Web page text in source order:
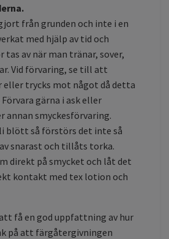
från grunden och inte i en
med hjälp av tid och
tas av när man tränar, sover,
Vid förvaring, se till att
eller trycks mot något då detta
gärna i ask eller
annan smyckesförvaring.
blött så förstörs det inte så
snarast och tillåts torka.
direkt på smycket och låt det
kontakt med tex lotion och
få en god uppfattning av hur
på att färgåtergivningen